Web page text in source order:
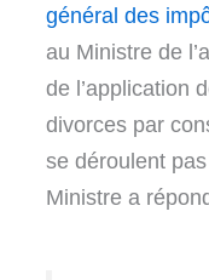
général des
au Ministre de
de l’application
divorces par
se déroulent
Ministre a